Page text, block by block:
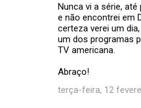
Nunca vi a série,
e não encontrei em
certeza verei um
um dos programas
TV americana.
Abraço!
terça-feira, 12